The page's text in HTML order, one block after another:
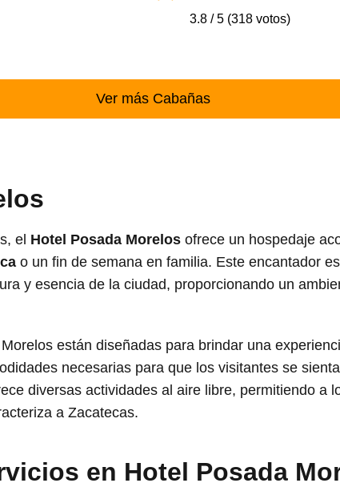
3.8 / 5 (318 votos)
Ver más Cabañas
el Hotel Posada Morelos ofrece un hospedaje
o un fin de semana en familia. Este encantador
y esencia de la ciudad, proporcionando un
están diseñadas para brindar una
necesarias para que los visitantes se
diversas actividades al aire libre, permitiendo a
a Zacatecas.
en Hotel Posada